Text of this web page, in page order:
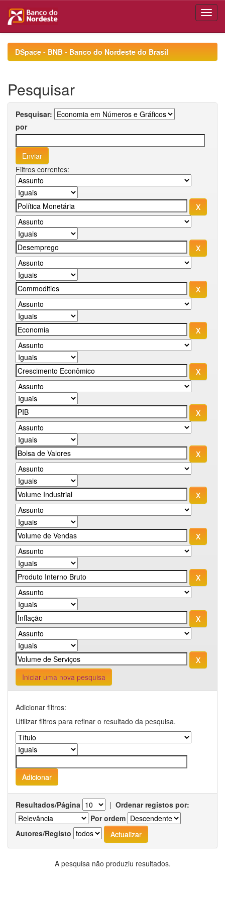
navigationDSpace - BNB - Banco do Nordeste do Brasil
Pesquisar
Pesquisar:
por
Filtros correntes:
Iniciar uma nova pesquisa
Adicionar filtros:
Utilizar filtros para refinar o resultado da pesquisa.
Resultados/Página | Ordenar registos por:
Por ordem
Autores/Registo
A pesquisa não produziu resultados.